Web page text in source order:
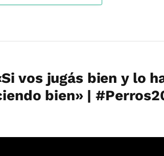
vos jugás bien y lo
bien» |